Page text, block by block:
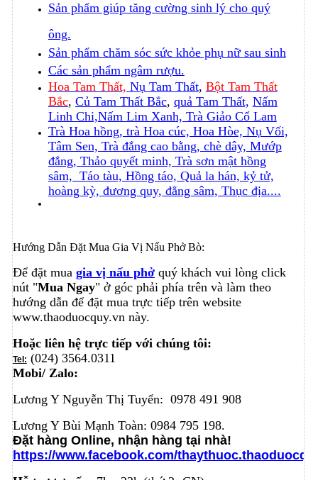
Sản phẩm giúp tăng cường sinh lý cho quý
ông.
Sản phẩm chăm sóc sức khỏe phụ nữ sau sinh
Các sản phẩm ngâm rượu.
Hoa Tam Thất, Nụ Tam Thất, Bột Tam Thất
Bắc, Củ Tam Thất Bắc, quả Tam Thất, Nấm
Linh Chi,Nấm Lim Xanh, Trà Giảo Cổ Lam
Trà Hoa hồng, trà Hoa cúc, Hoa Hòe, Nụ Vối,
Tâm Sen, Trà đắng cao bằng, chè dây, Mướp
đắng, Thảo quyết minh, Trà sơn mật hồng
sâm, Táo tàu, Hồng táo, Quả la hán, kỷ tử,
hoàng kỳ, đương quy, đẳng sâm, Thục địa....
Hướng Dẫn Đặt Mua Gia Vị Nấu Phở Bò:
Để đặt mua gia vị nấu phởquý khách vui lòng click
nút "Mua Ngay" ở góc phải phía trên và làm theo
hướng dẫn để đặt mua trực tiếp trên website
www.thaoduocquy.vn này.
Hoặc liên hệ trực tiếp với chúng tôi:
Tel: (024) 3564.0311
Mobi/ Zalo:
Lương Y Nguyễn Thị Tuyển: 0978 491 908
Lương Y Bùi Mạnh Toàn: 0984 795 198.
Đặt hàng Online, nhận hàng tại nhà!
https://www.facebook.com/